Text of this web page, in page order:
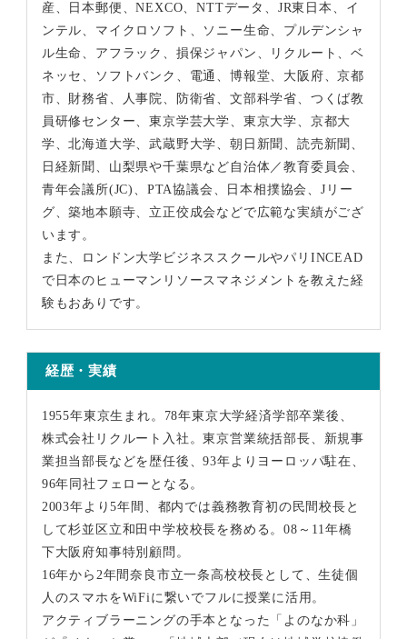
産、日本郵便、NEXCO、NTTデータ、JR東日本、イ
ンテル、マイクロソフト、ソニー生命、プルデンシャ
ル生命、アフラック、損保ジャパン、リクルート、ベ
ネッセ、ソフトバンク、電通、博報堂、大阪府、京都
市、財務省、人事院、防衛省、文部科学省、つくば教
員研修センター、東京学芸大学、東京大学、京都大
学、北海道大学、武蔵野大学、朝日新聞、読売新聞、
日経新聞、山梨県や千葉県など自治体／教育委員会、
青年会議所(JC)、PTA協議会、日本相撲協会、Jリー
グ、築地本願寺、立正佼成会などで広範な実績がござ
います。
また、ロンドン大学ビジネススクールやパリINCEAD
で日本のヒューマンリソースマネジメントを教えた経
験もおありです。
経歴・実績
1955年東京生まれ。78年東京大学経済学部卒業後、
株式会社リクルート入社。東京営業統括部長、新規事
業担当部長などを歴任後、93年よりヨーロッパ駐在、
96年同社フェローとなる。
2003年より5年間、都内では義務教育初の民間校長と
して杉並区立和田中学校校長を務める。08～11年橋
下大阪府知事特別顧問。
16年から2年間奈良市立一条高校校長として、生徒個
人のスマホをWiFiに繋いでフルに授業に活用。
アクティブラーニングの手本となった「よのなか科」